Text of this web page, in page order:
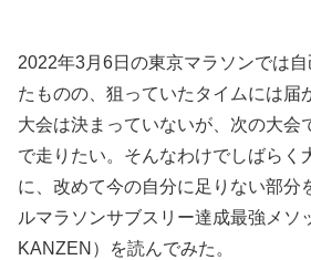
2022年3月6日の東京マラソンでは
たものの、狙っていたタイムには届
大会は決まっていないが、次の大会
で走りたい。そんなわけでしばらく
に、改めて今の自分に足りない部分
ルマラソンサブスリー達成最強メソ
KANZEN）を読んでみた。